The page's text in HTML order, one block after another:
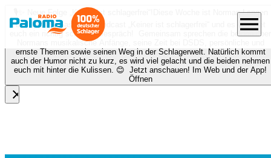
🎙️✨ Neue Folge „Keiner ist schlagerfrei“!
Diese Woche ist Norman Langen
bei Nora zu Gast beim Podcast „Keiner ist schlagerfrei“ und es erwartet
euch ein richtig schönes Gespräch! Gemeinsam sprechen die beiden über
Normans musikalische Anfänge, seine Zeit bei DSDS, persönliche und
ernste Themen sowie seinen Weg in der Schlagerwelt. Natürlich kommt
auch der Humor nicht zu kurz, es wird viel gelacht und die beiden nehmen
euch mit hinter die Kulissen. 😊 Jetzt anschauen! Im Web und der App!
Öffnen
close
menu